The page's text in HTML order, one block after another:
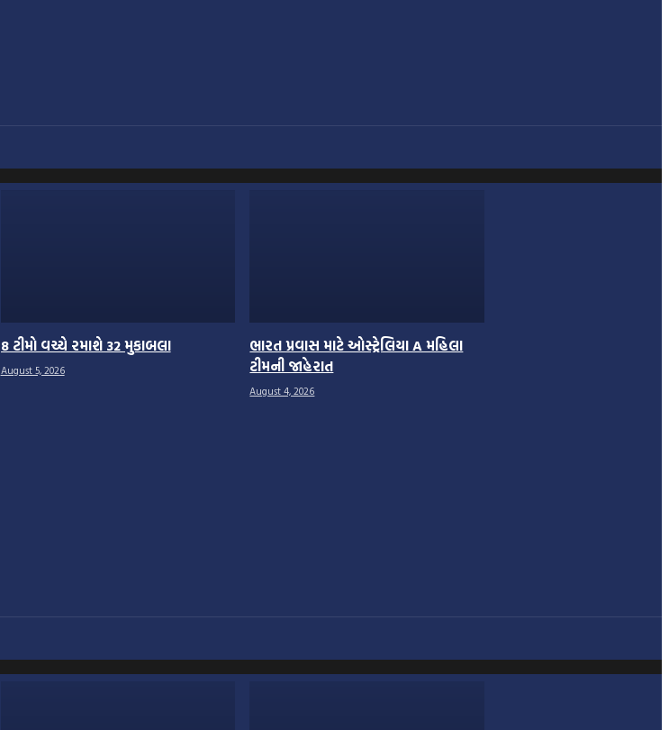
8 ટીમો વચ્ચે રમાશે 32 મુકાબલા
August 5, 2026
ભારત પ્રવાસ માટે ઓસ્ટ્રેલિયા A મહિલા
ટીમની જાહેરાત
August 4, 2026